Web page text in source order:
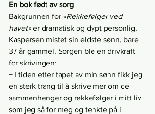
En bok født av sorg
Bakgrunnen for «Rekkefølger ved
havet» er dramatisk og dypt personlig.
Kaspersen mistet sin eldste sønn, bare
37 år gammel. Sorgen ble en drivkraft
for skrivingen:
− I tiden etter tapet av min sønn fikk jeg
en sterk trang til å skrive mer om de
sammenhenger og rekkefølger i mitt liv
som jeg så for meg og tenkte på i